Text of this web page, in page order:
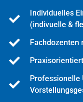
Individuelles
(indivuelle &
Fachdozenten
Professionelle